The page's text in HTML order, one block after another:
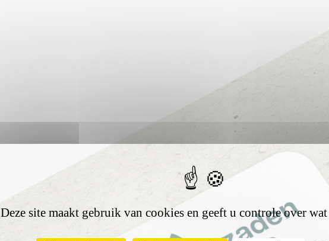
Deze site maakt gebruik van cookies en geeft u controle over